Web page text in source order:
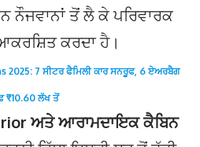
ਨੌਜਵਾਨਾਂ ਤੋਂ ਲੈ ਕੇ ਪਰਿਵਾਰਕ
ਕਰਦਾ ਹੈ।
2025: 7 ਸੀਟਰ ਫੈਮਿਲੀ ਕਾਰ ਸਨਰੂਫ, 6 ਏਅਰਬੈਗ
₹10.60 ਲੱਖ ਤੋਂ
ਅਤੇ ਆਰਾਮਦਾਇਕ ਕੈਬਿਨ